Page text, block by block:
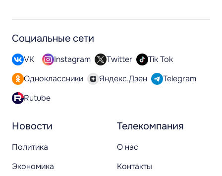
Новости
Политика
Экономика
Телекомпания
О нас
Контакты
Социальные сети
VK Instagram Twitter
Tik Tok
Одноклассники
Яндекс.Дзен
Telegram
Rutube